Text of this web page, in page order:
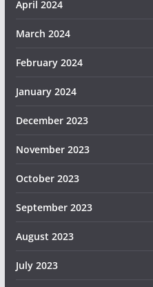
April 2024
March 2024
February 2024
January 2024
December 2023
November 2023
October 2023
September 2023
August 2023
July 2023